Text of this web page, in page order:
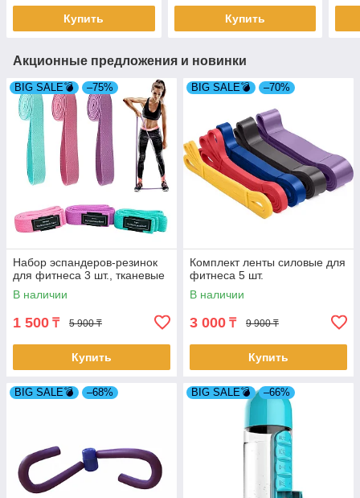
Купить Купить
Акционные предложения и новинки
BIG SALE💣 –75%
Набор эспандеров-резинок
для фитнеса 3 шт., тканевые
В наличии
1 500 ₸ 5 900 ₸
Купить
BIG SALE💣 –70%
Комплект ленты силовые для
фитнеса 5 шт.
В наличии
3 000 ₸ 9 900 ₸
Купить
BIG SALE💣 –68% BIG SALE💣 –66%